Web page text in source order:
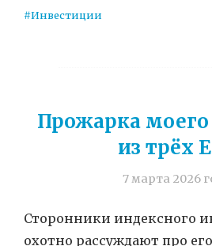
#Инвестиции
Прожарка
из трёх
7 марта 2026
Сторонники индексного
охотно рассуждают про